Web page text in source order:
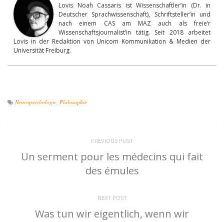
Lovis Noah Cassaris ist Wissenschaftler’in (Dr. in
Deutscher Sprachwissenschaft), Schriftsteller’in und
nach einem CAS am MAZ auch als freie’r
Wissenschaftsjournalist’in tätig. Seit 2018 arbeitet
Lovis in der Redaktion von Unicom Kommunikation & Medien der
Universität Freiburg.
Neuropsychologie Philosophie
PREVIOUS POST
Un serment pour les médecins qui fait
des émules
NEXT POST
Was tun wir eigentlich, wenn wir